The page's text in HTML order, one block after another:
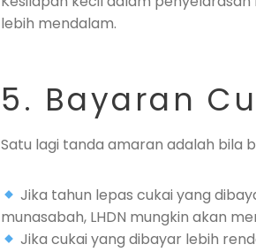
lebih mendalam.
5. Bayaran
Satu lagi tanda amaran adalah bila
Jika tahun lepas cukai yang
munasabah, LHDN mungkin akan
Jika cukai yang dibayar lebih